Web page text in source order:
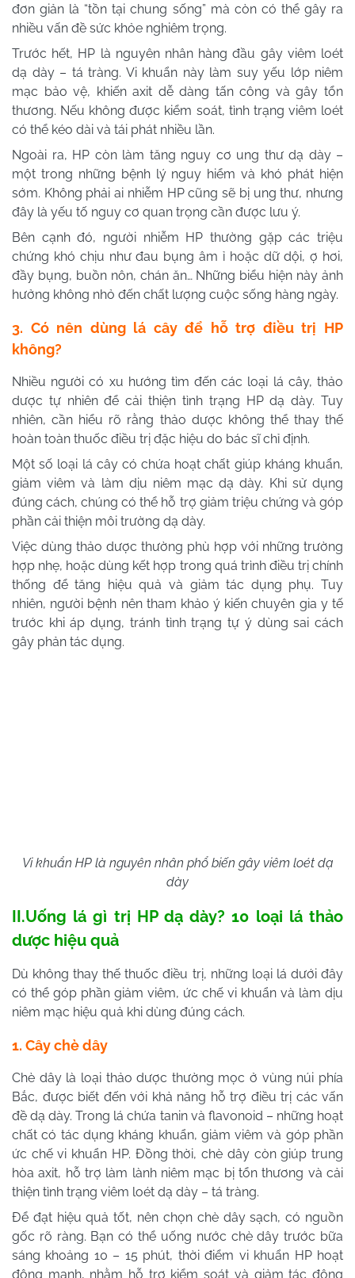
đơn giản là “tồn tại chung sống” mà còn có thể gây ra
nhiều vấn đề sức khỏe nghiêm trọng.
Trước hết, HP là nguyên nhân hàng đầu gây viêm loét
dạ dày – tá tràng. Vi khuẩn này làm suy yếu lớp niêm
mạc bảo vệ, khiến axit dễ dàng tấn công và gây tổn
thương. Nếu không được kiểm soát, tình trạng viêm loét
có thể kéo dài và tái phát nhiều lần.
Ngoài ra, HP còn làm tăng nguy cơ ung thư dạ dày –
một trong những bệnh lý nguy hiểm và khó phát hiện
sớm. Không phải ai nhiễm HP cũng sẽ bị ung thư, nhưng
đây là yếu tố nguy cơ quan trọng cần được lưu ý.
Bên cạnh đó, người nhiễm HP thường gặp các triệu
chứng khó chịu như đau bụng âm ỉ hoặc dữ dội, ợ hơi,
đầy bụng, buồn nôn, chán ăn… Những biểu hiện này ảnh
hưởng không nhỏ đến chất lượng cuộc sống hàng ngày.
3. Có nên dùng lá cây để hỗ trợ điều trị HP
không?
Nhiều người có xu hướng tìm đến các loại lá cây, thảo
dược tự nhiên để cải thiện tình trạng HP dạ dày. Tuy
nhiên, cần hiểu rõ rằng thảo dược không thể thay thế
hoàn toàn thuốc điều trị đặc hiệu do bác sĩ chỉ định.
Một số loại lá cây có chứa hoạt chất giúp kháng khuẩn,
giảm viêm và làm dịu niêm mạc dạ dày. Khi sử dụng
đúng cách, chúng có thể hỗ trợ giảm triệu chứng và góp
phần cải thiện môi trường dạ dày.
Việc dùng thảo dược thường phù hợp với những trường
hợp nhẹ, hoặc dùng kết hợp trong quá trình điều trị chính
thống để tăng hiệu quả và giảm tác dụng phụ. Tuy
nhiên, người bệnh nên tham khảo ý kiến chuyên gia y tế
trước khi áp dụng, tránh tình trạng tự ý dùng sai cách
gây phản tác dụng.
Vi khuẩn HP là nguyên nhân phổ biến gây viêm loét dạ
dày
II.Uống lá gì trị HP dạ dày? 10 loại lá thảo
dược hiệu quả
Dù không thay thế thuốc điều trị, những loại lá dưới đây
có thể góp phần giảm viêm, ức chế vi khuẩn và làm dịu
niêm mạc hiệu quả khi dùng đúng cách.
1. Cây chè dây
Chè dây là loại thảo dược thường mọc ở vùng núi phía
Bắc, được biết đến với khả năng hỗ trợ điều trị các vấn
đề dạ dày. Trong lá chứa tanin và flavonoid – những hoạt
chất có tác dụng kháng khuẩn, giảm viêm và góp phần
ức chế vi khuẩn HP. Đồng thời, chè dây còn giúp trung
hòa axit, hỗ trợ làm lành niêm mạc bị tổn thương và cải
thiện tình trạng viêm loét dạ dày – tá tràng.
Để đạt hiệu quả tốt, nên chọn chè dây sạch, có nguồn
gốc rõ ràng. Bạn có thể uống nước chè dây trước bữa
sáng khoảng 10 – 15 phút, thời điểm vi khuẩn HP hoạt
động mạnh, nhằm hỗ trợ kiểm soát và giảm tác động